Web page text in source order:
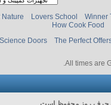
Nature Lovers School
Winner
How Cook Food
Science Doors The Perfect
All times are